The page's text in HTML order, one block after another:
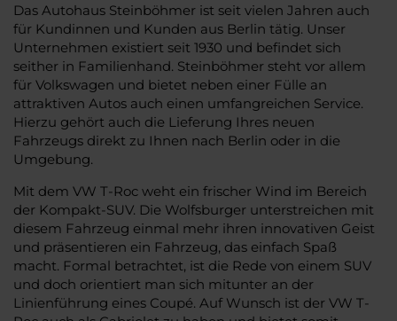
Das Autohaus Steinböhmer ist seit vielen Jahren auch
für Kundinnen und Kunden aus Berlin tätig. Unser
Unternehmen existiert seit 1930 und befindet sich
seither in Familienhand. Steinböhmer steht vor allem
für Volkswagen und bietet neben einer Fülle an
attraktiven Autos auch einen umfangreichen Service.
Hierzu gehört auch die Lieferung Ihres neuen
Fahrzeugs direkt zu Ihnen nach Berlin oder in die
Umgebung.
Mit dem VW T-Roc weht ein frischer Wind im Bereich
der Kompakt-SUV. Die Wolfsburger unterstreichen mit
diesem Fahrzeug einmal mehr ihren innovativen Geist
und präsentieren ein Fahrzeug, das einfach Spaß
macht. Formal betrachtet, ist die Rede von einem SUV
und doch orientiert man sich mitunter an der
Linienführung eines Coupé. Auf Wunsch ist der VW T-